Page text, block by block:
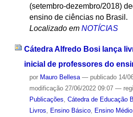
(setembro-dezembro/2018)
ensino de ciências no Brasil.
Localizado em NOTÍCIAS
Cátedra Alfredo Bosi lança
inicial de professores do
por Mauro Bellesa — publicado14/
modificação27/06/2022 09:07 —
Publicações, Cátedra de Educação
Livros, Ensino Básico, Ensino Médio